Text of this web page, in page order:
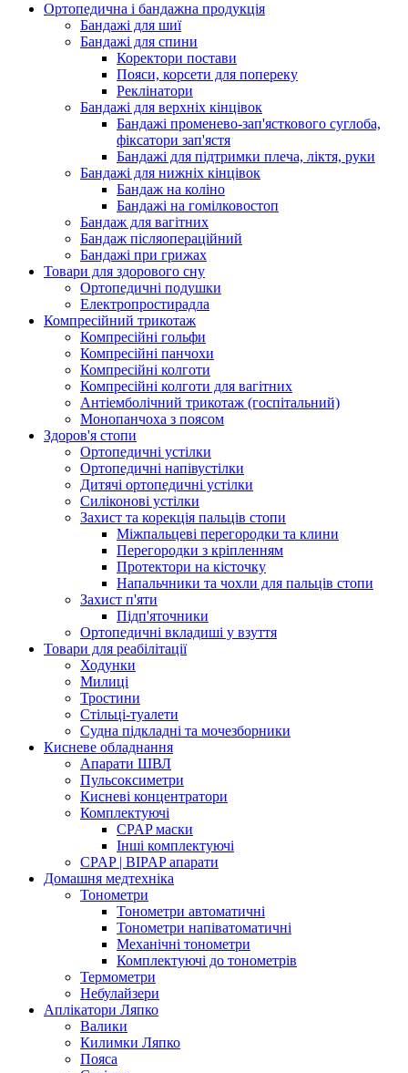
Ортопедична і бандажна продукція
Бандажі для шиї
Бандажі для спини
Коректори постави
Пояси, корсети для попереку
Реклінатори
Бандажі для верхніх кінцівок
Бандажі променево-зап'ясткового суглоба,
фіксатори зап'ястя
Бандажі для підтримки плеча, ліктя, руки
Бандажі для нижніх кінцівок
Бандаж на коліно
Бандажі на гомілковостоп
Бандаж для вагітних
Бандаж післяопераційний
Бандажі при грижах
Товари для здорового сну
Ортопедичні подушки
Електропростирадла
Компресійний трикотаж
Компресійні гольфи
Компресійні панчохи
Компресійні колготи
Компресійні колготи для вагітних
Антіемболічний трикотаж (госпітальний)
Монопанчоха з поясом
Здоров'я стопи
Ортопедичні устілки
Ортопедичні напівустілки
Дитячі ортопедичні устілки
Силіконові устілки
Захист та корекція пальців стопи
Міжпальцеві перегородки та клини
Перегородки з кріпленням
Протектори на кісточку
Напальчники та чохли для пальців стопи
Захист п'яти
Підп'яточники
Ортопедичні вкладиші у взуття
Товари для реабілітації
Ходунки
Милиці
Тростини
Стільці-туалети
Судна підкладні та мочезборники
Кисневе обладнання
Апарати ШВЛ
Пульсоксиметри
Кисневі концентратори
Комплектуючі
CPAP маски
Інші комплектуючі
CPAP | BIPAP апарати
Домашня медтехніка
Тонометри
Тонометри автоматичні
Тонометри напіватоматичні
Механічні тонометри
Комплектуючі до тонометрів
Термометри
Небулайзери
Аплікатори Ляпко
Валики
Килимки Ляпко
Пояса